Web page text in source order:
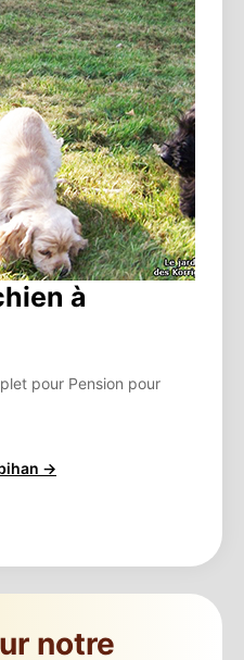
à
pour Pension pour
→
notre